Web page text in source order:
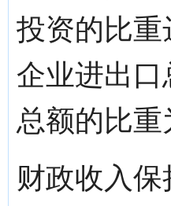
投资的比
企业进出
总额的比
财政收入